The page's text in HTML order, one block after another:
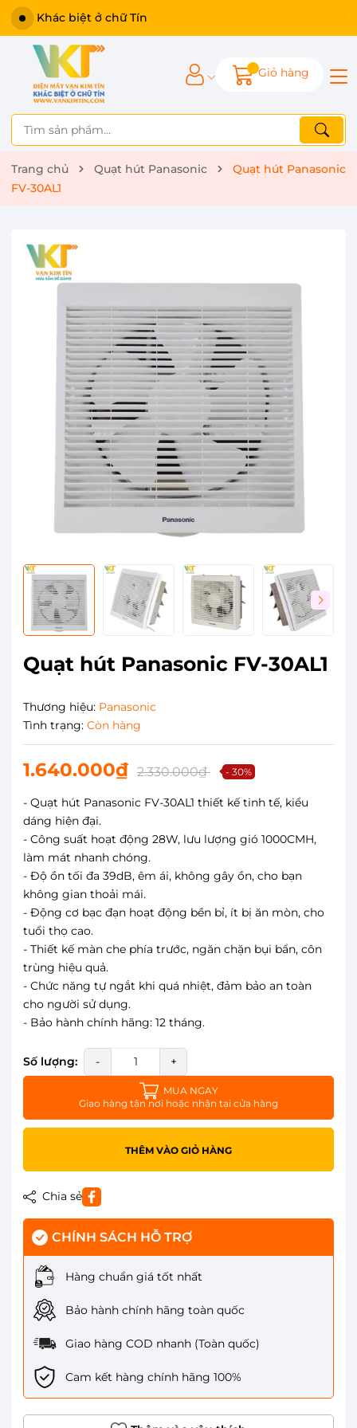
Khác biệt ở chữ Tín
Giỏ hàng
Trang chủ Quạt hút Panasonic
Quạt hút Panasonic
FV-30AL1
Quạt hút Panasonic FV-30AL1
Thương hiệu: Panasonic
Tình trạng: Còn hàng
1.640.000₫ 2.330.000₫ - 30%
- Quạt hút Panasonic FV-30AL1 thiết kế tinh tế, kiểu
dáng hiện đại.
- Công suất hoạt động 28W, lưu lượng gió 1000CMH,
làm mát nhanh chóng.
- Độ ồn tối đa 39dB, êm ái, không gây ồn, cho bạn
không gian thoải mái.
- Động cơ bạc đạn hoạt động bền bỉ, ít bị ăn mòn, cho
tuổi thọ cao.
- Thiết kế màn che phía trước, ngăn chặn bụi bẩn, côn
trùng hiệu quả.
- Chức năng tự ngắt khi quá nhiệt, đảm bảo an toàn
cho người sử dụng.
- Bảo hành chính hãng: 12 tháng.
Số lượng: - +
MUA NGAY
Giao hàng tận nơi hoặc nhận tại cửa hàng
THÊM VÀO GIỎ HÀNG
Chia sẻ
CHÍNH SÁCH HỖ TRỢ
Hàng chuẩn giá tốt nhất
Bảo hành chính hãng toàn quốc
Giao hàng COD nhanh (Toàn quốc)
Cam kết hàng chính hãng 100%